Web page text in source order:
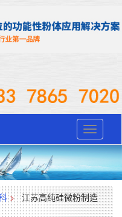
Toggle
> 江苏高纯硅微粉制造